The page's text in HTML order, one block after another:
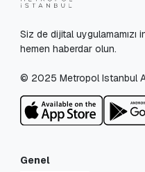
Siz de dijital uygulamamızı
hemen haberdar olun.
© 2025 Metropol Istanbul
Genel